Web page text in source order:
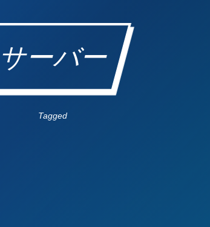
サーバー
Tagged